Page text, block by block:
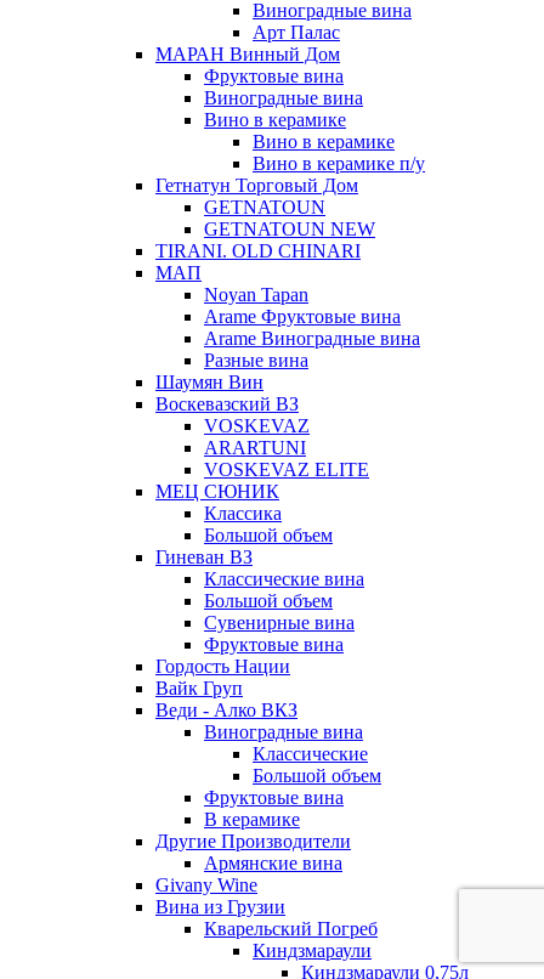
Виноградные вина
Арт Палас
МАРАН Винный Дом
Фруктовые вина
Виноградные вина
Вино в керамике
Вино в керамике
Вино в керамике п/у
Гетнатун Торговый Дом
GETNATOUN
GETNATOUN NEW
TIRANI. OLD CHINARI
МАП
Noyan Tapan
Arame Фруктовые вина
Arame Виноградные вина
Разные вина
Шаумян Вин
Воскевазский ВЗ
VOSKEVAZ
ARARTUNI
VOSKEVAZ ELITE
МЕЦ СЮНИК
Классика
Большой объем
Гиневан ВЗ
Классические вина
Большой объем
Сувенирные вина
Фруктовые вина
Гордость Нации
Вайк Груп
Веди - Алко ВКЗ
Виноградные вина
Классические
Большой объем
Фруктовые вина
В керамике
Другие Производители
Армянские вина
Givany Wine
Вина из Грузии
Кварельский Погреб
Киндзмараули
Киндзмараули 0,75л